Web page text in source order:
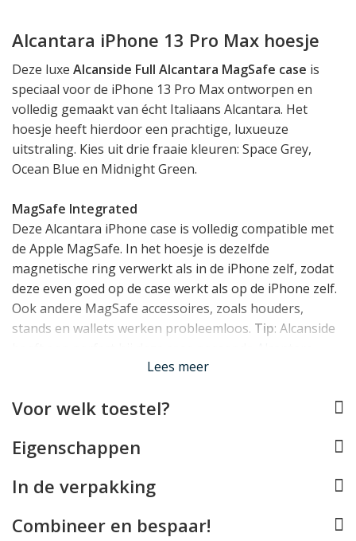
Alcantara iPhone 13 Pro Max hoesje
Deze luxe Alcanside Full Alcantara MagSafe case is
speciaal voor de iPhone 13 Pro Max ontworpen en
volledig gemaakt van écht Italiaans Alcantara. Het
hoesje heeft hierdoor een prachtige, luxueuze
uitstraling. Kies uit drie fraaie kleuren: Space Grey,
Ocean Blue en Midnight Green.
MagSafe Integrated
Deze Alcantara iPhone case is volledig compatible met
de Apple MagSafe. In het hoesje is dezelfde
magnetische ring verwerkt als in de iPhone zelf, zodat
deze even goed op de case werkt als op de iPhone zelf.
Ook andere MagSafe accessoires, zoals houders,
stands en wallets werken probleemloos. Tip: Alcanside
beschikbaar!
Past uw iPhone perfect
voor de iPhone 13 Pro Max ontworpen en past dan ook
gehouden met alle toetsen, de Lightning aansluiting en
blijft. De case beschermt de achterzijde, alle randen en
Lees meer
Voor welk toestel?
Eigenschappen
In de verpakking
Combineer en bespaar!